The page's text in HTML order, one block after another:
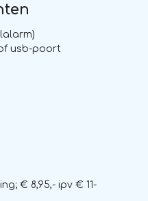
usb-poort
€ 8,95,- ipv € 11-